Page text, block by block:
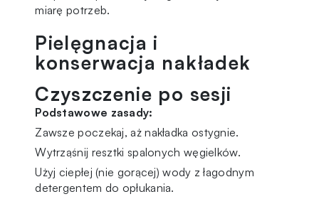
miarę potrzeb.
Pielęgnacja i
konserwacja nakładek
Czyszczenie po sesji
Podstawowe zasady:
Zawsze poczekaj, aż nakładka ostygnie.
Wytrząśnij resztki spalonych węgielków.
Użyj ciepłej (nie gorącej) wody z łagodnym
detergentem do opłukania.